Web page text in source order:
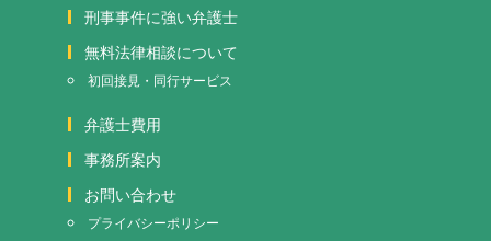
刑事事件に強い弁護士
無料法律相談について
初回接見・同行サービス
弁護士費用
事務所案内
お問い合わせ
プライバシーポリシー